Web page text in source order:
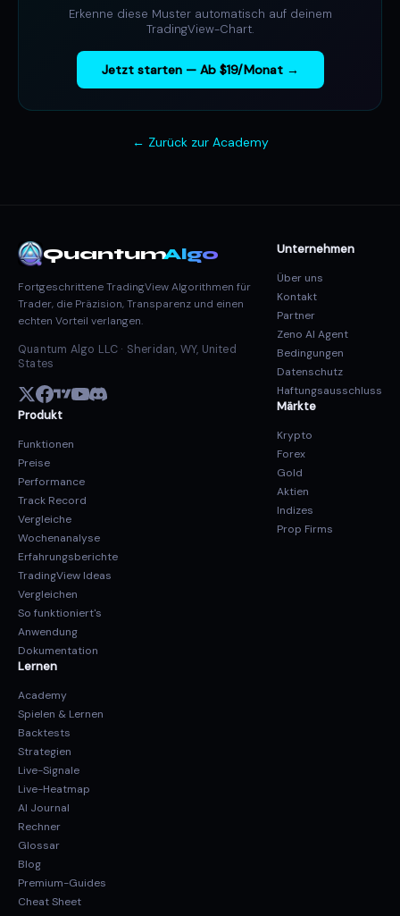
Erkenne diese Muster automatisch auf deinem
TradingView-Chart.
Jetzt starten — Ab $19/Monat →
← Zurück zur Academy
QuantumAlgo
Fortgeschrittene TradingView Algorithmen für
Trader, die Präzision, Transparenz und einen
echten Vorteil verlangen.
Quantum Algo LLC · Sheridan, WY, United
States
Produkt
Funktionen
Preise
Performance
Track Record
Vergleiche
Wochenanalyse
Erfahrungsberichte
TradingView Ideas
Vergleichen
So funktioniert's
Anwendung
Dokumentation
Lernen
Academy
Spielen & Lernen
Backtests
Strategien
Live-Signale
Live-Heatmap
AI Journal
Rechner
Glossar
Blog
Premium-Guides
Cheat Sheet
Unternehmen
Über uns
Kontakt
Partner
Zeno AI Agent
Bedingungen
Datenschutz
Haftungsausschluss
Märkte
Krypto
Forex
Gold
Aktien
Indizes
Prop Firms